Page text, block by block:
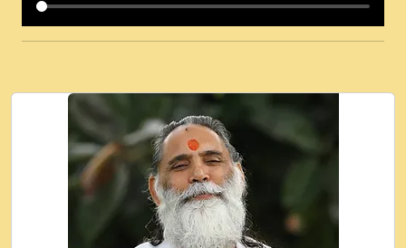
कई पकड क मर हथ र मह वदवन पहच दय! मह जन
Ki - Krishna Bhajan - New Bhajan 2020
#Ishwar Bhakti.mp3
जब से गीता ज्ञान पाया मैं बड़ी मस्ती में हूँ । 2018 -
Rishikesh - Ratan Ji Rasik.mp3
तन हल दल द सनव मड उतत सर रख क, नल रव त
गल लग जव त सर उतत हथ रख द!.mp3